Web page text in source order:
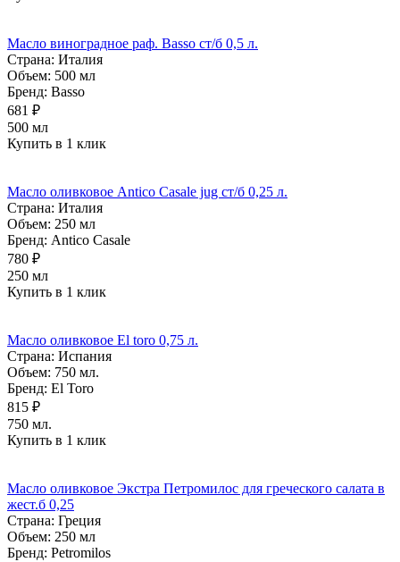
Масло виноградное раф. Basso ст/б 0,5 л.
Страна: Италия
Объем: 500 мл
Бренд: Basso
681 ₽
500 мл
Купить в 1 клик
Масло оливковое Antico Casale jug ст/б 0,25 л.
Страна: Италия
Объем: 250 мл
Бренд: Antico Casale
780 ₽
250 мл
Купить в 1 клик
Масло оливковое El toro 0,75 л.
Страна: Испания
Объем: 750 мл.
Бренд: El Toro
815 ₽
750 мл.
Купить в 1 клик
Масло оливковое Экстра Петромилос для греческого салата в
жест.б 0,25
Страна: Греция
Объем: 250 мл
Бренд: Petromilos